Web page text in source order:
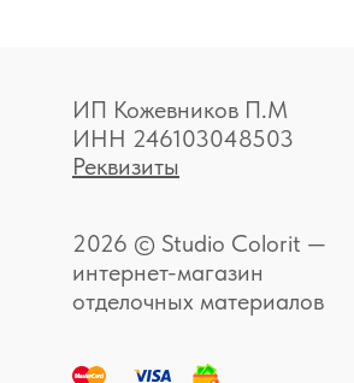
ИП Кожевников П.М
ИНН 246103048503
Реквизиты
2026 © Studio Colorit —
интернет-магазин
отделочных материалов